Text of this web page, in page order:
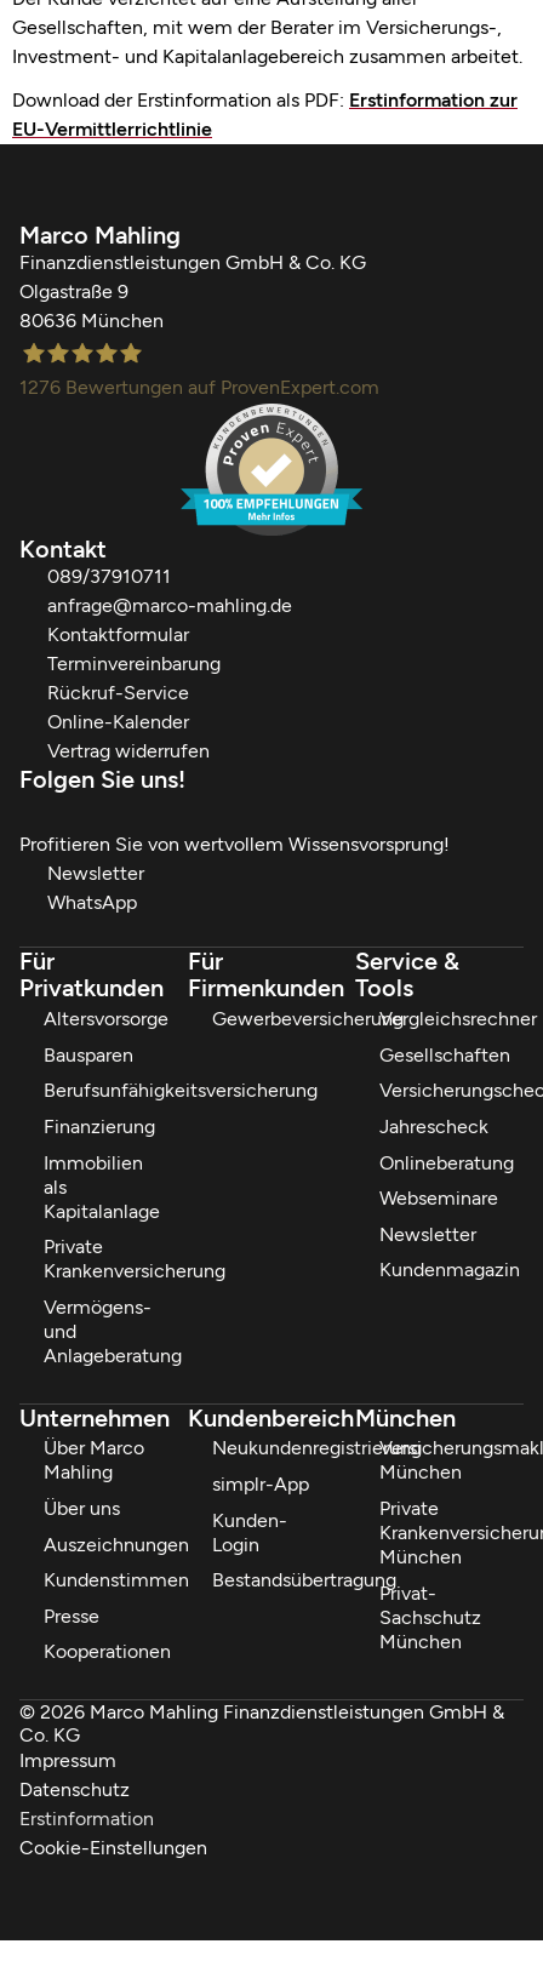
Gesellschaften, mit wem der Berater im Versicherungs-,
Investment- und Kapitalanlagebereich zusammen arbeitet.
Download der Erstinformation als PDF: Erstinformation zur
EU-Vermittlerrichtlinie
Marco Mahling
Finanzdienstleistungen GmbH & Co. KG
Olgastraße 9
80636 München
Finanzdienstleistungen Marco Mahling GmbH &Co.KG
1276 Bewertungen auf ProvenExpert.com
Kontakt
089/37910711
anfrage@marco-mahling.de
Kontaktformular
Terminvereinbarung
Rückruf-Service
Online-Kalender
Vertrag widerrufen
Folgen Sie uns!
Profitieren Sie von wertvollem Wissensvorsprung!
Newsletter
WhatsApp
Für
Privatkunden
Altersvorsorge
Bausparen
Berufsunfähigkeitsversicherung
Finanzierung
Immobilien
als
Kapitalanlage
Private
Krankenversicherung
Vermögens-
und
Anlageberatung
Für
Firmenkunden
Gewerbeversicherung
Service &
Tools
Vergleichsrechner
Gesellschaften
Jahrescheck
Onlineberatung
Webseminare
Newsletter
Kundenmagazin
Unternehmen
Über Marco
Mahling
Über uns
Auszeichnungen
Kundenstimmen
Presse
Kooperationen
Kundenbereich
Neukundenregistrierung
simplr-App
Kunden-
Login
Bestandsübertragung
München
München
Private
München
Privat-
Sachschutz
München
© 2026 Marco Mahling Finanzdienstleistungen GmbH &
Co. KG
Impressum
Datenschutz
Erstinformation
Cookie-Einstellungen